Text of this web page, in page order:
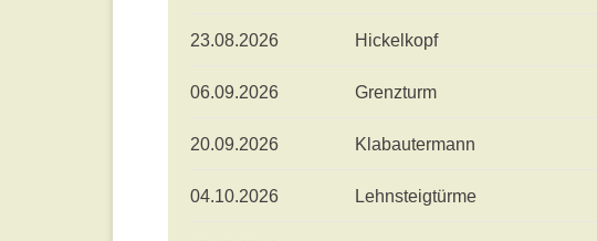
23.08.2026 Hickelkopf
06.09.2026 Grenzturm
20.09.2026 Klabautermann
04.10.2026 Lehnsteigtürme